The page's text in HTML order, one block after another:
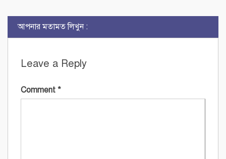
আপনার মতামত লিখুন :
Leave a Reply
Comment *